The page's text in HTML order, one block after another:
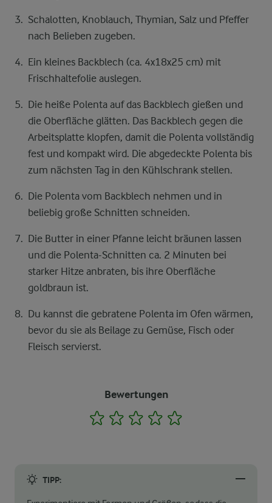
Schalotten, Knoblauch, Thymian, Salz und Pfeffer
nach Belieben zugeben.
Ein kleines Backblech (ca. 4x18x25 cm) mit
Frischhaltefolie auslegen.
Die heiße Polenta auf das Backblech gießen und
die Oberfläche glätten. Das Backblech gegen die
Arbeitsplatte klopfen, damit die Polenta vollständig
fest und kompakt wird. Die abgedeckte Polenta bis
zum nächsten Tag in den Kühlschrank stellen.
Die Polenta vom Backblech nehmen und in
beliebig große Schnitten schneiden.
Die Butter in einer Pfanne leicht bräunen lassen
und die Polenta-Schnitten ca. 2 Minuten bei
starker Hitze anbraten, bis ihre Oberfläche
goldbraun ist.
Du kannst die gebratene Polenta im Ofen wärmen,
bevor du sie als Beilage zu Gemüse, Fisch oder
Fleisch servierst.
Bewertungen
1 2 3 4
TIPP: